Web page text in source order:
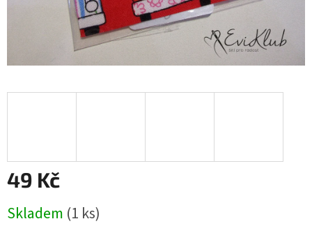
49 Kč
cena:
Skladem (1 ks)